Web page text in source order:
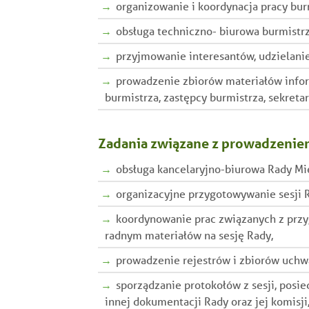
organizowanie i koordynacja pracy
obsługa techniczno- biurowa
przyjmowanie interesantów,
prowadzenie zbiorów materiałów
burmistrza, zastępcy burmistrza,
Zadania związane z
obsługa kancelaryjno-biurowa Rady
organizacyjne przygotowywanie sesji
koordynowanie prac związanych z
radnym materiałów na sesję Rady,
prowadzenie rejestrów i zbiorów
sporządzanie protokołów z sesji,
innej dokumentacji Rady oraz jej komisji,